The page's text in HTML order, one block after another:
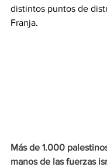
distintos puntos de
Franja.
Más de 1.000
manos de las fuerzas